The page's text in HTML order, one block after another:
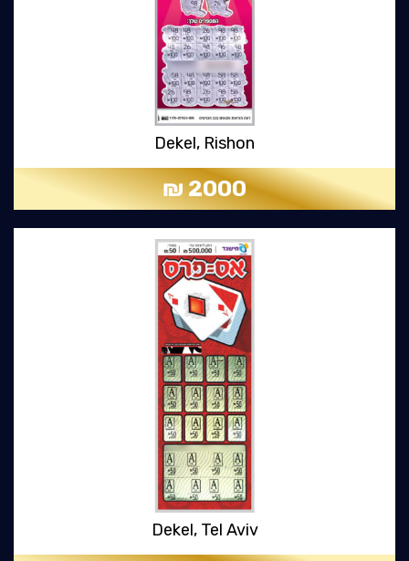
Dekel, Rishon
2000 ₪
Dekel, Tel Aviv